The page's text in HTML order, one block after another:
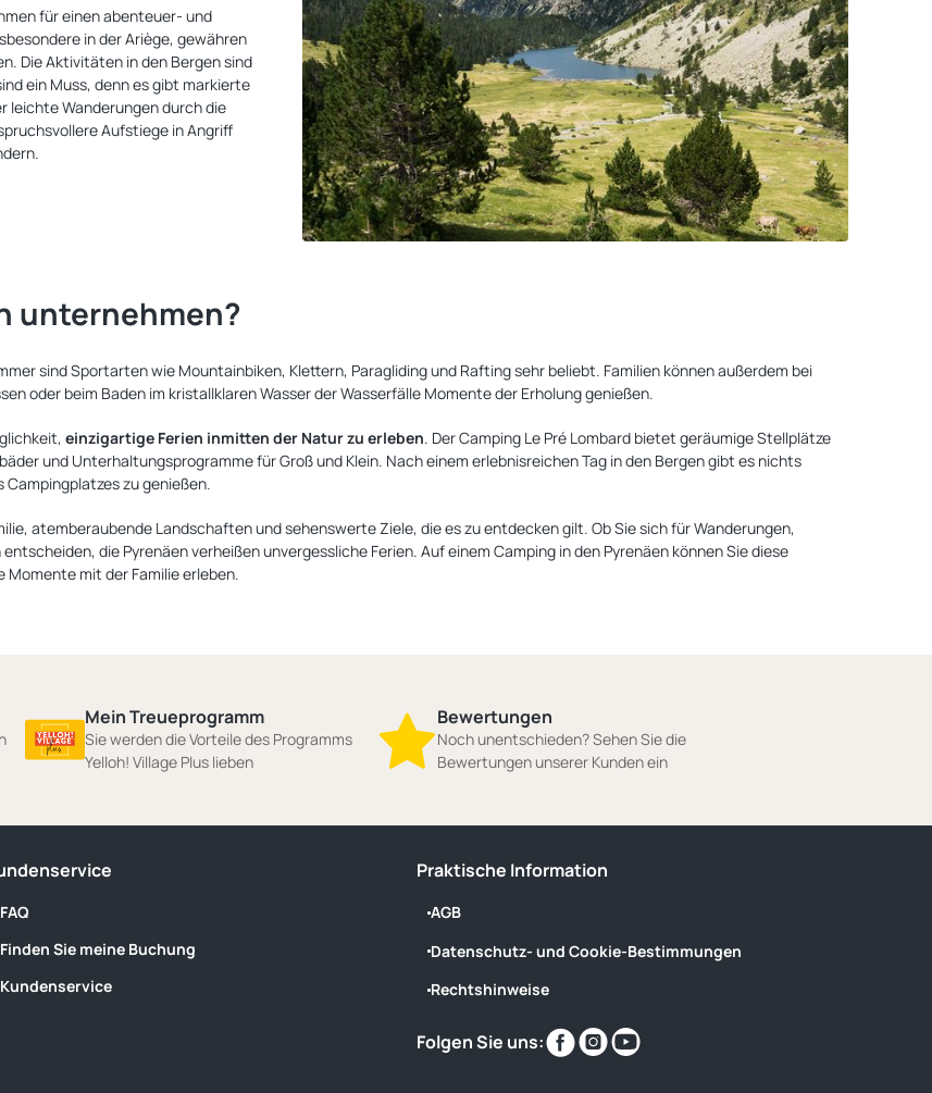
für einen abenteuer- und
in der Ariège, gewähren
Die Aktivitäten in den Bergen sind
ein Muss, denn es gibt markierte
leichte Wanderungen durch die
Aufstiege in Angriff
unternehmen?
sind Sportarten wie Mountainbiken, Klettern, Paragliding und Rafting sehr beliebt. Familien können außerdem bei
oder beim Baden im kristallklaren Wasser der Wasserfälle Momente der Erholung genießen.
einzigartige Ferien inmitten der Natur zu erleben. Der Camping Le Pré Lombard bietet geräumige Stellplätze
und Unterhaltungsprogramme für Groß und Klein. Nach einem erlebnisreichen Tag in den Bergen gibt es nichts
Campingplatzes zu genießen.
atemberaubende Landschaften und sehenswerte Ziele, die es zu entdecken gilt. Ob Sie sich für Wanderungen,
die Pyrenäen verheißen unvergessliche Ferien. Auf einem Camping in den Pyrenäen können Sie diese
mit der Familie erleben.
Mein Treueprogramm
Sie werden die Vorteile des Programms
Yelloh! Village Plus lieben
Bewertungen
Noch unentschieden? Sehen Sie die
Bewertungen unserer Kunden ein
FAQ
Finden Sie meine Buchung
Kundenservice
Praktische Information
AGB
Datenschutz- und Cookie-Bestimmungen
Rechtshinweise
Folgen Sie uns:
Finden
Sie
Finden
Sie